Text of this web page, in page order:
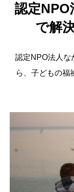
認定
で解
認定NPO法人な
ら、子どもの福